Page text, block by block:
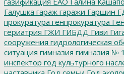
Галушка гараж гаражи Гаршин
прокуратура генпрокуратура
гериатрия ГЖИ ГИБДД Гиви
сооружения гидрологическая
ситуация гимназия гимназия № 1
инспектор год культурного